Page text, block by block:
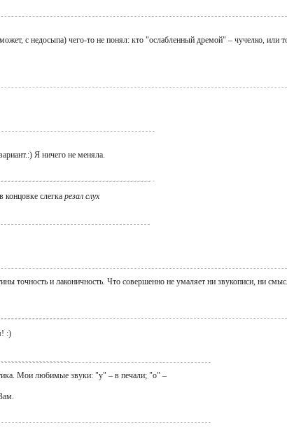
с недосыпа) чего-то не понял: кто "ослабленный дремой" – чучелко, или
Я ничего не меняла.
концовке слегка резал слух
точность и лаконичность. Что совершенно не умаляет ни звукописи, ни
:)
Мои любимые звуки: "у" – в печали; "о" –